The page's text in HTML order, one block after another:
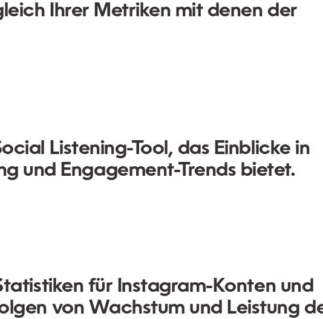
Ihrer Metriken mit denen der
Listening-Tool, das Einblicke in
und Engagement-Trends bietet.
für Instagram-Konten und
von Wachstum und Leistung